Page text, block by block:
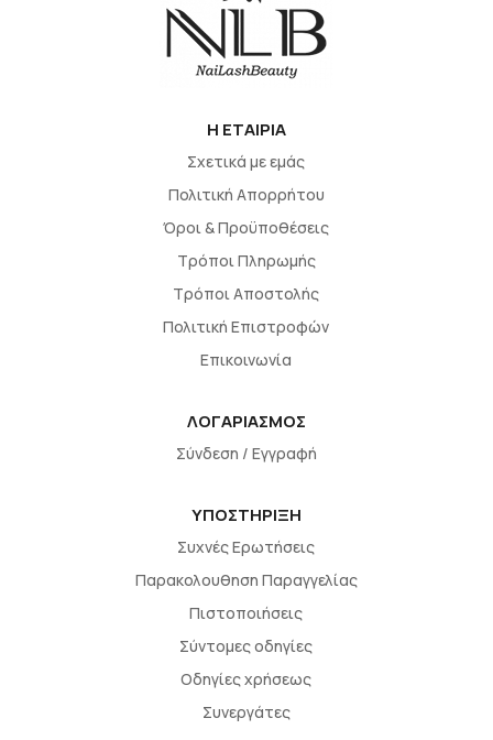
H EΤΑΙΡΙΑ
Σχετικά με εμάς
Πολιτική Απορρήτου
Όροι & Προϋποθέσεις
Τρόποι Πληρωμής
Τρόποι Αποστολής
Πολιτική Επιστροφών
Επικοινωνία
ΛΟΓΑΡΙΑΣΜΟΣ
Σύνδεση / Εγγραφή
ΥΠΟΣΤΗΡΙΞΗ
Συχνές Ερωτήσεις
Παρακολουθηση Παραγγελίας
Πιστοποιήσεις
Σύντομες οδηγίες
Οδηγίες χρήσεως
Συνεργάτες